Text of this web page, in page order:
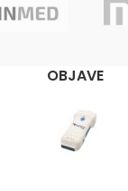
OBJAVE